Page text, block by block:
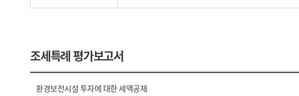
조세특례 평가보고서
환경보전시설 투자에 대한 세액공제